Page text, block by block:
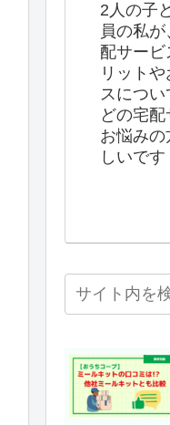
2人の子
員の私
配サービ
リット
スについ
どの宅
お悩み
しいです